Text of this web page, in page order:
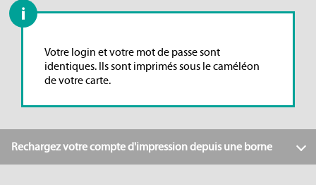
Votre login et votre mot de passe sont
identiques. Ils sont imprimés sous le caméléon
de votre carte.
Rechargez votre compte d'impression depuis une borne